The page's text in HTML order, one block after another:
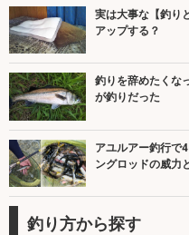
実は大事な【釣り
アップする？
釣りを辞めたくな
が釣りだった
アユルアー釣行で
ングロッドの威力
釣り方から探す